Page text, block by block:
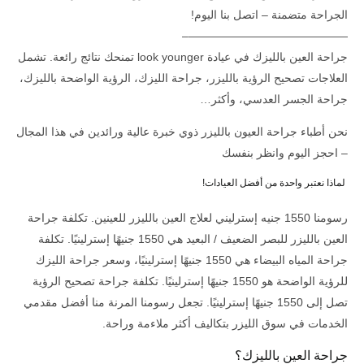
الجراحة متضمنة – اتصل بنا اليوم!
——————————————–
جراحة العين بالليزك في عيادة look younger تمنحك نتائج رائعة. تشمل
العلاجات تصحيح الرؤية بالليزر، جراحة الليزك، الرؤية الواضحة بالليزك،
جراحة الجسر العدسي، وأكثر…
نحن أطباء جراحة العيون بالليزر ذوي خبرة عالية ورائدين في هذا المجال
– احجز اليوم وانظر بنفسك
لماذا نعتبر واحدة من أفضل العيادات!
رسومنا 1550 جنيه إسترليني لعلاج العين بالليزر للعينين. تكلفة جراحة
العين بالليزر للبصر الضعيف / البعيد هي 1550 جنيهًا إسترلينيًا. تكلفة
جراحة المياه البيضاء هي 1550 جنيهًا إسترلينيًا، وسعر جراحة الليزك
للرؤية الواضحة هو 1550 جنيهًا إسترلينيًا. تكلفة جراحة تصحيح الرؤية
تصل إلى 1550 جنيهًا إسترلينيًا. تجعل رسومنا المرنة منا أفضل مقدمي
الخدمات في سوق الليزر بتكاليف أكثر ملاءمة وراحة.
جراحة العين بالليزك؟